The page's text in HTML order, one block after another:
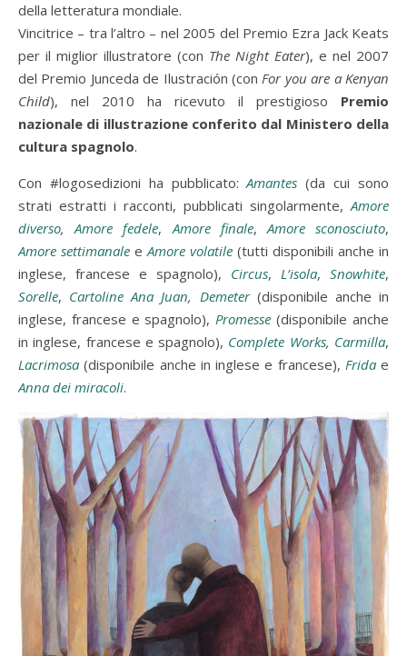
della letteratura mondiale.
Vincitrice – tra l’altro – nel 2005 del Premio Ezra Jack Keats
per il miglior illustratore (con The Night Eater), e nel 2007
del Premio Junceda de Ilustración (conFor you are a Kenyan
Child), nel 2010 ha ricevuto il prestigioso Premio
nazionale di illustrazione conferito dal Ministero della
cultura spagnolo.
Con #logosedizioni ha pubblicato:Amantes (da cui sono
strati estratti i racconti, pubblicati singolarmente,Amore
diverso, Amore fedele,Amore finale,Amore sconosciuto,
Amore settimanale eAmore volatile (tutti disponibili anche in
inglese, francese e spagnolo), Circus, L’isola, Snowhite,
Sorelle, Cartoline Ana Juan, Demeter(disponibile anche in
inglese, francese e spagnolo),Promesse (disponibile anche
in inglese, francese e spagnolo), Complete Works, Carmilla,
Lacrimosa (disponibile anche in inglese e francese), Fridae
Anna dei miracoli.